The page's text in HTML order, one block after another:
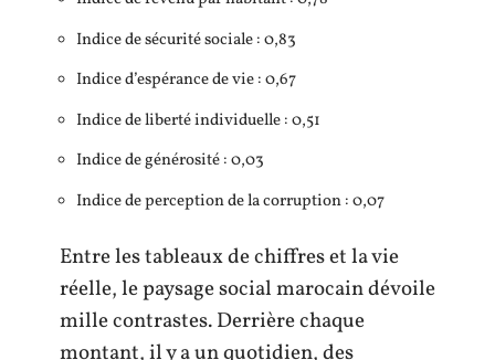
Indice de sécurité sociale : 0,83
Indice d’espérance de vie : 0,67
Indice de liberté individuelle : 0,51
Indice de générosité : 0,03
Indice de perception de la corruption : 0,07
Entre les tableaux de chiffres et la vie
réelle, le paysage social marocain dévoile
mille contrastes. Derrière chaque
montant, il y a un quotidien, des